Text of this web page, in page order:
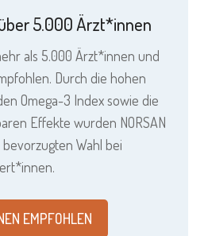
5.000 Ärzt*innen
als 5.000 Ärzt*innen und
Durch die hohen
Omega-3 Index sowie die
Effekte wurden NORSAN
Wahl bei
EMPFOHLEN